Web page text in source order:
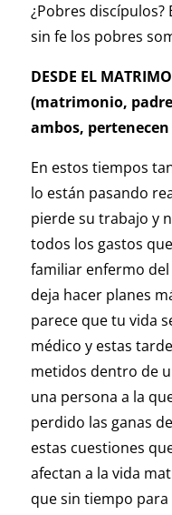
¿Pobres
sin fe los pobres
DESDE EL
(matrimonio,
ambos,
En estos tiempos
lo están pasando
pierde su trabajo y
todos los gastos
familiar enfermo
deja hacer planes
parece que tu vida
médico y estas
metidos dentro de
una persona a la
perdido las ganas
estas cuestiones
afectan a la vida
que sin tiempo